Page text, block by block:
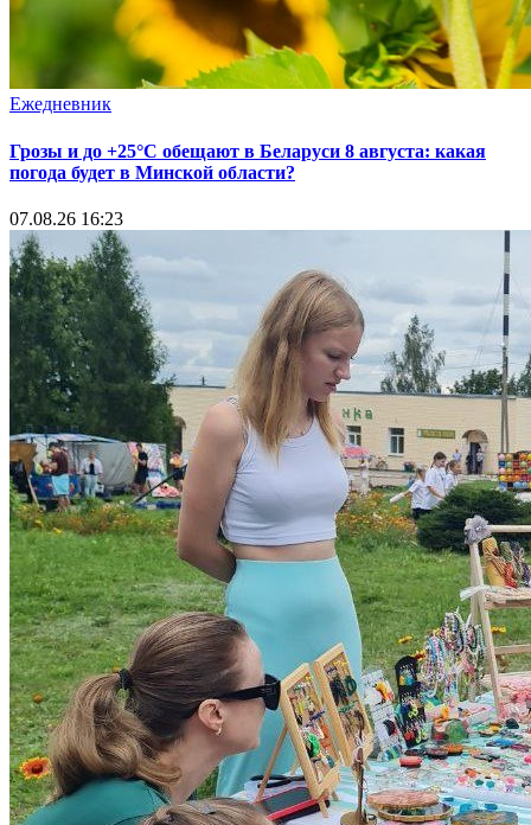
Ежедневник
Грозы и до +25°С обещают в Беларуси 8 августа: какая
погода будет в Минской области?
07.08.26 16:23